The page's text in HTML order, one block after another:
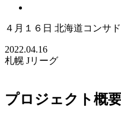
４月１６日 北海道コンサ
2022.04.16
札幌 Jリーグ
プロジェクト概